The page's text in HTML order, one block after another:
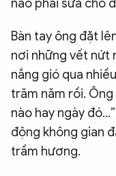
nào phải sửa chỗ
Bàn tay ông đặt
nơi những vết nứt
nắng gió qua
trăm năm rồi.
nào hay ngày
động không gian
trầm hương.